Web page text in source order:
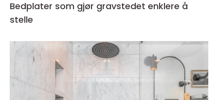
Bedplater som gjør gravstedet enklere å
stelle